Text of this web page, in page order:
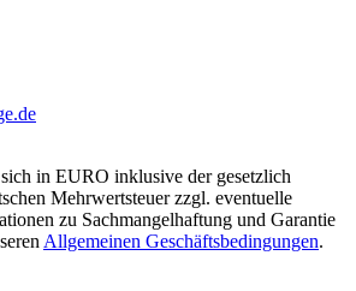
in EURO inklusive der gesetzlich
Mehrwertsteuer zzgl. eventuelle
zu Sachmangelhaftung und Garantie
Allgemeinen Geschäftsbedingungen.